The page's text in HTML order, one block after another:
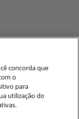
07concorda que
o
para
utilização do